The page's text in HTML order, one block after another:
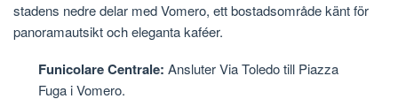
stadens nedre delar med Vomero, ett bostadsområde känt för
panoramautsikt och eleganta kaféer.
Funicolare Centrale: Ansluter Via Toledo till Piazza
Fuga i Vomero.